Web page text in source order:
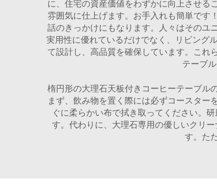
に、住宅の資産価値をわずかに向上させる
雰囲気に仕上げます。お手入れも簡単です
話のきっかけにもなります。人々はそのユ
実用性に優れているだけでなく、リビング
て設計し、高品質を確保しています。これ
テーブ
楕円形の大理石天板付きコーヒーテーブル
まず、飲み物を置く際には必ずコースター
ぐに柔らかい布で拭き取ってください。
す。代わりに、大理石専用の優しいクリ
す。た